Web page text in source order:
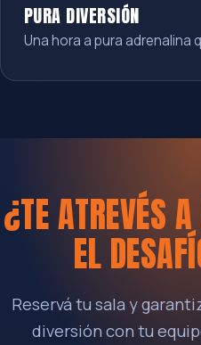
PURA DIVERSIÓN
Una hora a pura adrenalina
¿TE ATREVÉS
EL
Reservá tu sala y
diversión con tu